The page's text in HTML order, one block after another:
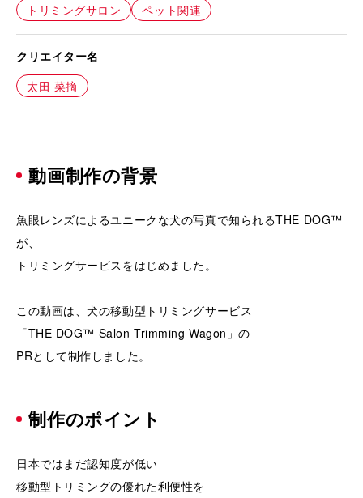
トリミングサロン
ペット関連
クリエイター名
太田 菜摘
動画制作の背景
魚眼レンズによるユニークな犬の写真で知られるTHE DOG™
が、
トリミングサービスをはじめました。
この動画は、犬の移動型トリミングサービス
「THE DOG™ Salon Trimming Wagon」の
PRとして制作しました。
制作のポイント
日本ではまだ認知度が低い
移動型トリミングの優れた利便性を